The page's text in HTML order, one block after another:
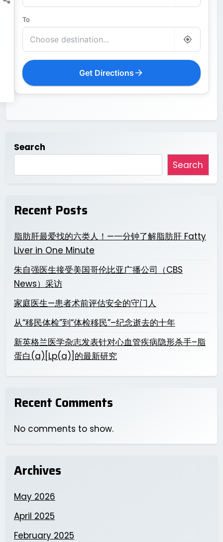
To
Get Directions
Search
Search
Recent Posts
脂肪肝最爱找的六类人！—一分钟了解脂肪肝 Fatty
Liver in One Minute
朱自强医生接受美国哥伦比亚广播公司（CBS
News）采访
家庭医生—患者术前评估安全的守门人
从“移民体检”到“体检移民”–纪念逝去的十年
新英格兰医学杂志发表针对心血管疾病隐形杀手–脂
蛋白(a)[Lp(a)]的最新研究
Recent Comments
No comments to show.
Archives
May 2026
April 2025
February 2025